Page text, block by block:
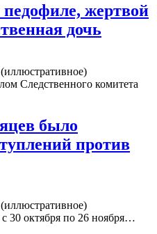
педофиле, жертвой
дочь
Следственного комитета
было
против
30 октября по 26 ноября…